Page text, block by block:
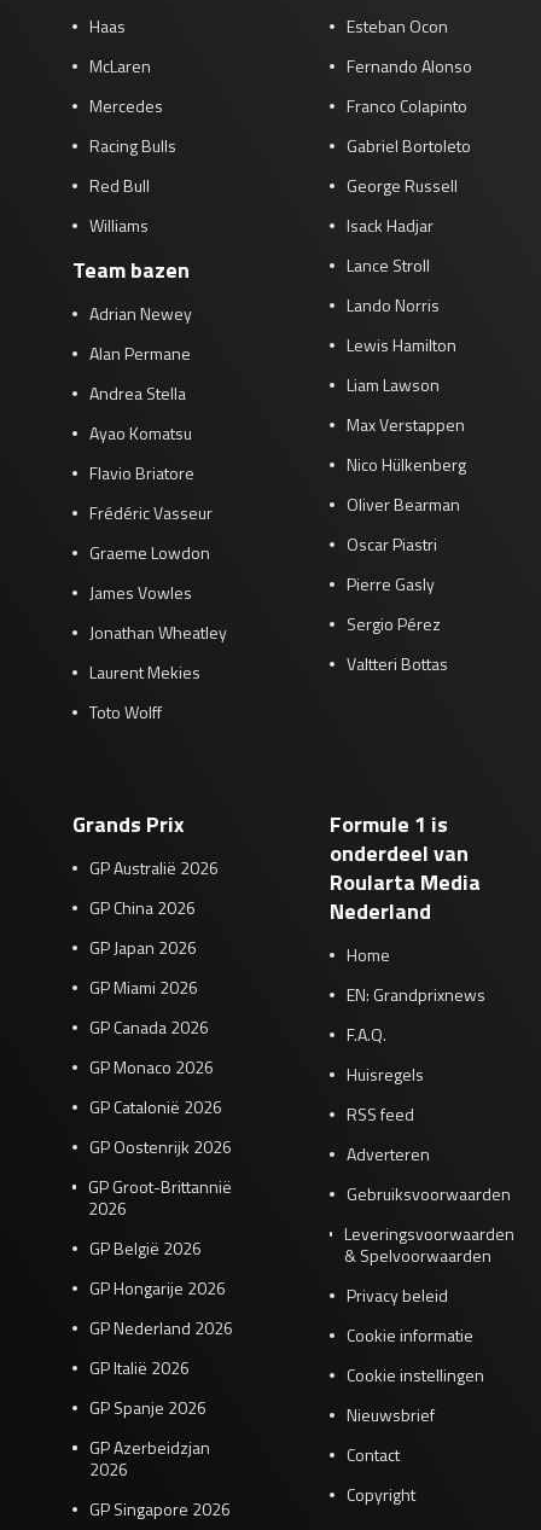
Haas
McLaren
Mercedes
Racing Bulls
Red Bull
Williams
Team bazen
Adrian Newey
Alan Permane
Andrea Stella
Ayao Komatsu
Flavio Briatore
Frédéric Vasseur
Graeme Lowdon
James Vowles
Jonathan Wheatley
Laurent Mekies
Toto Wolff
Esteban Ocon
Fernando Alonso
Franco Colapinto
Gabriel Bortoleto
George Russell
Isack Hadjar
Lance Stroll
Lando Norris
Lewis Hamilton
Liam Lawson
Max Verstappen
Nico Hülkenberg
Oliver Bearman
Oscar Piastri
Pierre Gasly
Sergio Pérez
Valtteri Bottas
Grands Prix
GP Australië 2026
GP China 2026
GP Japan 2026
GP Miami 2026
GP Canada 2026
GP Monaco 2026
GP Catalonië 2026
GP Oostenrijk 2026
GP Groot-Brittannië
2026
GP België 2026
GP Hongarije 2026
GP Nederland 2026
GP Italië 2026
GP Spanje 2026
GP Azerbeidzjan
2026
GP Singapore 2026
Formule 1 is
onderdeel van
Roularta Media
Nederland
Home
EN: Grandprixnews
F.A.Q.
Huisregels
RSS feed
Adverteren
Gebruiksvoorwaarden
Leveringsvoorwaarden
& Spelvoorwaarden
Privacy beleid
Cookie informatie
Cookie instellingen
Nieuwsbrief
Contact
Copyright